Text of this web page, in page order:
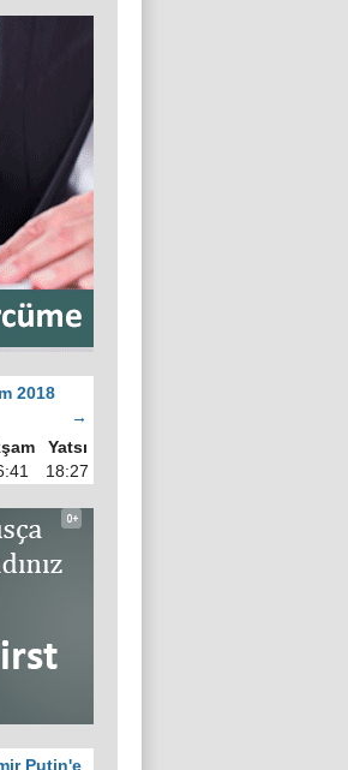
2018
→
Yatsı
18:27
Putin'e